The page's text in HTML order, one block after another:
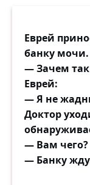
Еврей
банку
— Зачем
Еврей:
— Я не
Доктор
— Вам чего?
— Банку